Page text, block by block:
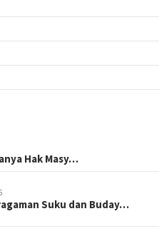
Hak Masy…
Suku dan Buday…